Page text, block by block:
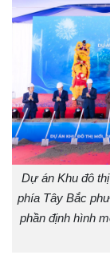
Dự án Khu đô
phía Tây Bắc
phần định hình